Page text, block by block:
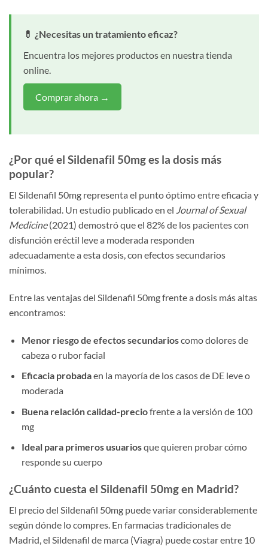
💊 ¿Necesitas un tratamiento eficaz?
Encuentra los mejores productos en nuestra tienda
online.
Comprar ahora →
¿Por qué el Sildenafil 50mg es la dosis más
popular?
El Sildenafil 50mg representa el punto óptimo entre eficacia y
tolerabilidad. Un estudio publicado en el Journal of Sexual
Medicine(2021) demostró que el 82% de los pacientes con
disfunción eréctil leve a moderada responden
adecuadamente a esta dosis, con efectos secundarios
mínimos.
Entre las ventajas del Sildenafil 50mg frente a dosis más altas
encontramos:
Menor riesgo de efectos secundarioscomo dolores de
cabeza o rubor facial
Eficacia probadaen la mayoría de los casos de DE leve o
moderada
Buena relación calidad-preciofrente a la versión de 100
mg
Ideal para primeros usuariosque quieren probar cómo
responde su cuerpo
¿Cuánto cuesta el Sildenafil 50mg en Madrid?
El precio del Sildenafil 50mg puede variar considerablemente
según dónde lo compres. En farmacias tradicionales de
Madrid, el Sildenafil de marca (Viagra) puede costar entre 10